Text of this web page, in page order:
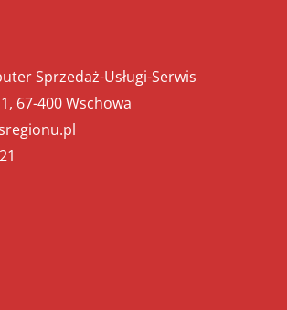
Sprzedaż-Usługi-Serwis
67-400 Wschowa